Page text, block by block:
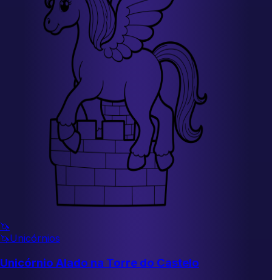
🦄
🦄Unicórnios
Unicórnio Alado na Torre do Castelo